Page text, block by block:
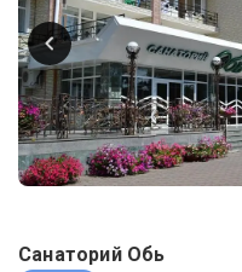
Санаторий Обь